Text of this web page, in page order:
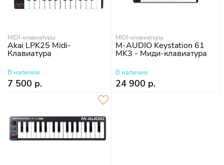
MIDI-клавиатуры
Akai LPK25 Midi-
Клавиатура
В наличии
7 500 р.
MIDI-клавиатуры
M-AUDIO Keystation 61
MK3 - Миди-клавиатура
В наличии
24 900 р.